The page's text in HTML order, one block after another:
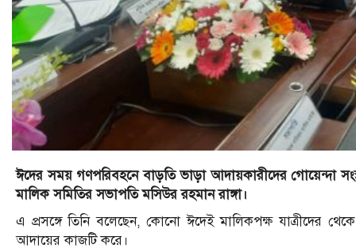
ঈদের সময় গণপরিবহনে বাড়তি ভাড়া আদায়কারীদের গোয়েন্দা
মালিক সমিতির সভাপতি মসিউর রহমান রাঙ্গা।
এ প্রসঙ্গে তিনি বলেছেন, কোনো ঈদেই মালিকপক্ষ যাত্রীদের
আদায়ের কাজটি করে।